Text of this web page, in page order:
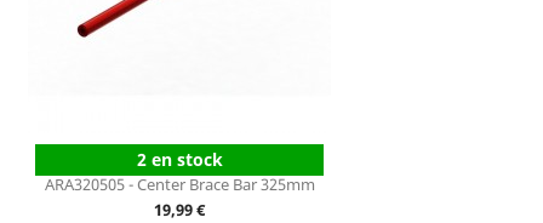
2 en stock
ARA320505 - Center Brace Bar 325mm
Prix
19,99 €